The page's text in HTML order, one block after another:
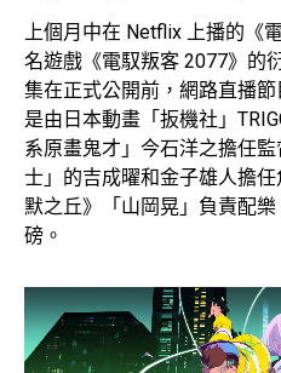
上個月中在 Netflix 上播的《
名遊戲《電馭叛客 2077》的
集在正式公開前，網路直播
是由日本動畫「扳機社」
系原畫鬼才」今石洋之擔任
士」的吉成曜和金子雄人擔
默之丘》「山岡晃」負責配
磅。